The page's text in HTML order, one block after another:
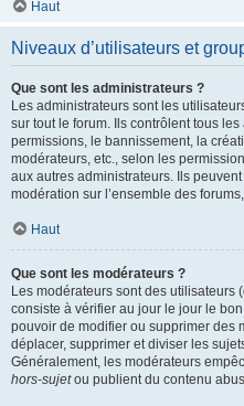
Haut
Niveaux d’utilisateurs et
Que sont les administrateurs ?
Les administrateurs sont les
sur tout le forum. Ils contrôlent tous
permissions, le bannissement, la
modérateurs, etc., selon les
aux autres administrateurs. Ils
modération sur l’ensemble des
Haut
Que sont les modérateurs ?
Les modérateurs sont des utilisateurs
consiste à vérifier au jour le jour le
pouvoir de modifier ou supprimer des
déplacer, supprimer et diviser les
Généralement, les modérateurs
hors-sujetou publient du contenu